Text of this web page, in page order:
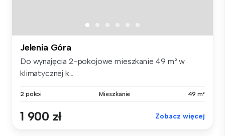
Jelenia Góra
Do wynajęcia 2-pokojowe mieszkanie 49 m² w
klimatycznej k...
2 pokoi Mieszkanie 49 m²
1 900 zł Zobacz więcej